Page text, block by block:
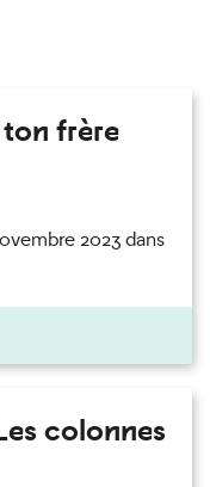
ton frère
2023 dans
colonnes